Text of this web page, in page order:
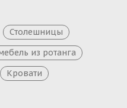
Столешницы
из ротанга
Кровати